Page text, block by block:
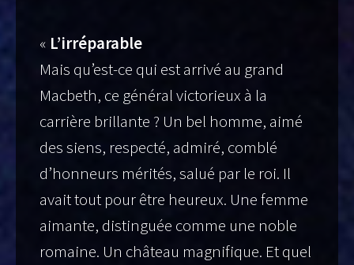
« L’irréparable
Mais qu’est-ce qui est arrivé au grand
Macbeth, ce général victorieux à la
carrière brillante ? Un bel homme, aimé
des siens, respecté, admiré, comblé
d’honneurs mérités, salué par le roi. Il
avait tout pour être heureux. Une femme
aimante, distinguée comme une noble
romaine. Un château magnifique. Et quel